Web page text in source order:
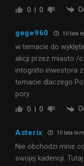
0 0
gege960 10 lata
w temacie do
akcji przez miasto /
intognito inwestora
temacie dlaczego
pory
0 0
Asterix 10 lata
Nie obchodzi mnie
swojej kadencji.